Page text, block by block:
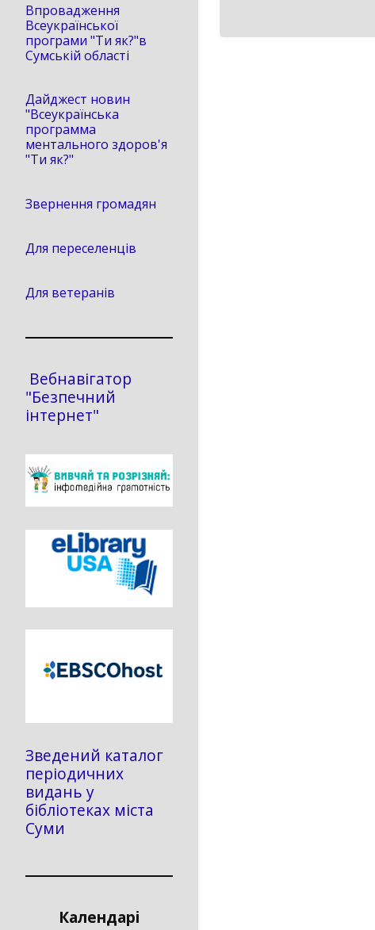
Впровадження
Всеукраїнської
програми "Ти як?"в
Сумській області
Дайджест новин
"Всеукраїнська
программа
ментального здоров'я
"Ти як?"
Звернення громадян
Для переселенців
Для ветеранів
Вебнавігатор
"Безпечний
інтернет"
Зведений каталог
періодичних
видань у
бібліотеках міста
Суми
Календарі